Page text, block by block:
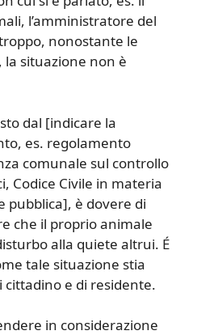
l’amministratore del
nonostante le
situazione non è
dal [indicare la
es. regolamento
comunale sul controllo
Codice Civile in materia
pubblica], è dovere di
che il proprio animale
alla quiete altrui. É
tale situazione stia
e di residente.
in considerazione